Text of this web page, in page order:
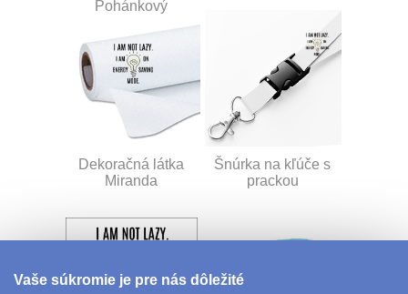
Pohánkový
Dekoračná látka
Miranda
Šnúrka na kľúče s
prackou
Vaše súkromie je pre nás dôležité